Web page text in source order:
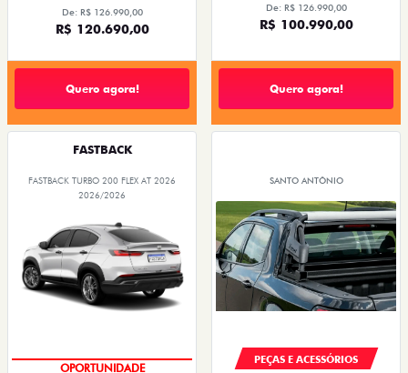
De: R$ 126.990,00
R$ 120.690,00
Quero agora!
De: R$ 126.990,00
R$ 100.990,00
Quero agora!
FASTBACK
FASTBACK TURBO 200 FLEX AT 2026
2026/2026
SANTO ANTÔNIO
PEÇAS E ACESSÓRIOS